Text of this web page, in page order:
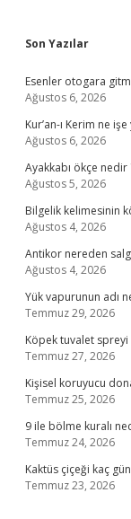
Sidebar
Son Yazılar
Esenler otogara
Ağustos 6, 2026
Kur’an-ı Kerim ne
Ağustos 6, 2026
Ayakkabı ökçe nedir
Ağustos 5, 2026
Bilgelik kelimesinin
Ağustos 4, 2026
Antikor nereden
Ağustos 4, 2026
Yük vapurunun adı
Temmuz 29, 2026
Köpek tuvalet spreyi
Temmuz 27, 2026
Kişisel koruyucu
Temmuz 25, 2026
9 ile bölme kuralı
Temmuz 24, 2026
Kaktüs çiçeği kaç
Temmuz 23, 2026